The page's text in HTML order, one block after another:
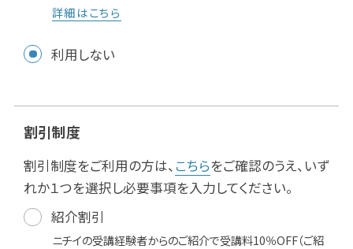
詳細はこちら
利用しない
割引制度
割引制度をご利用の方は、 こちらをご確認のうえ、いず
れか１つを選択し必要事項を入力してください。
紹介割引
ニチイの受講経験者からのご紹介で受講料10％OFF（ご紹